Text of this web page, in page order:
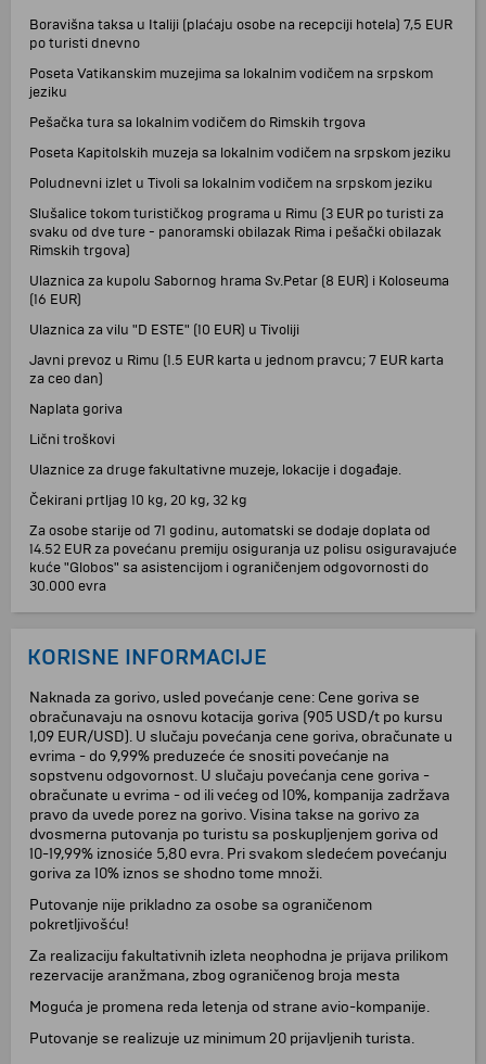
Boravišna taksa u Italiji (plaćaju osobe na recepciji hotela) 7,5 EUR
po turisti dnevno
Poseta Vatikanskim muzejima sa lokalnim vodičem na srpskom
jeziku
Pešačka tura sa lokalnim vodičem do Rimskih trgova
Poseta Kapitolskih muzeja sa lokalnim vodičem na srpskom jeziku
Poludnevni izlet u Tivoli sa lokalnim vodičem na srpskom jeziku
Slušalice tokom turističkog programa u Rimu (3 EUR po turisti za
svaku od dve ture - panoramski obilazak Rima i pešački obilazak
Rimskih trgova)
Ulaznica za kupolu Sabornog hrama Sv.Petar (8 EUR) i Koloseuma
(16 EUR)
Ulaznica za vilu "D ESTE" (10 EUR) u Tivoliji
Javni prevoz u Rimu (1.5 EUR karta u jednom pravcu; 7 EUR karta
za ceo dan)
Naplata goriva
Lični troškovi
Ulaznice za druge fakultativne muzeje, lokacije i događaje.
Čekirani prtljag 10 kg, 20 kg, 32 kg
Za osobe starije od 71 godinu, automatski se dodaje doplata od
14.52 EUR za povećanu premiju osiguranja uz polisu osiguravajuće
kuće "Globos" sa asistencijom i ograničenjem odgovornosti do
30.000 evra
KORISNE INFORMACIJE
Naknada za gorivo, usled povećanje cene: Cene goriva se
obračunavaju na osnovu kotacija goriva (905 USD/t po kursu
1,09 EUR/USD). U slučaju povećanja cene goriva, obračunate u
evrima - do 9,99% preduzeće će snositi povećanje na
sopstvenu odgovornost. U slučaju povećanja cene goriva -
obračunate u evrima - od ili većeg od 10%, kompanija zadržava
pravo da uvede porez na gorivo. Visina takse na gorivo za
dvosmerna putovanja po turistu sa poskupljenjem goriva od
10-19,99% iznosiće 5,80 evra. Pri svakom sledećem povećanju
goriva za 10% iznos se shodno tome množi.
Putovanje nije prikladno za osobe sa ograničenom
pokretljivošću!
Za realizaciju fakultativnih izleta neophodna je prijava prilikom
rezervacije aranžmana, zbog ograničenog broja mesta
Moguća je promena reda letenja od strane avio-kompanije.
Putovanje se realizuje uz minimum 20 prijavljenih turista.